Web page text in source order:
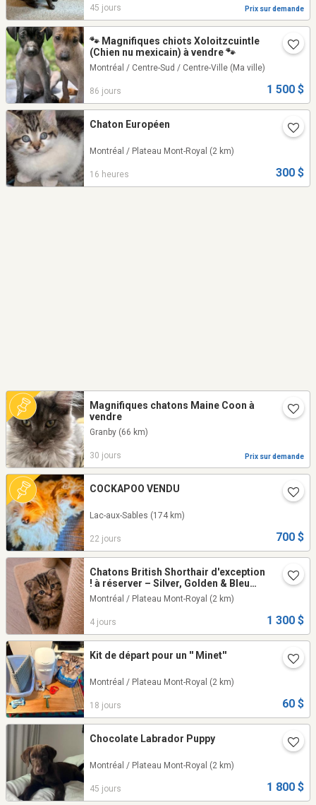
45 jours Prix sur demande
🐾 Magnifiques chiots Xoloitzcuintle
(Chien nu mexicain) à vendre 🐾
Montréal / Centre-Sud / Centre-Ville (Ma ville)
86 jours 1 500 $
Chaton Européen
Montréal / Plateau Mont-Royal (2 km)
16 heures 300 $
Magnifiques chatons Maine Coon à
vendre
Granby (66 km)
30 jours Prix sur demande
COCKAPOO VENDU
Lac-aux-Sables (174 km)
22 jours 700 $
Chatons British Shorthair d'exception
! à réserver – Silver, Golden & Bleu
Tabby
Montréal / Plateau Mont-Royal (2 km)
4 jours 1 300 $
Kit de départ pour un '' Minet''
Montréal / Plateau Mont-Royal (2 km)
18 jours 60 $
Chocolate Labrador Puppy
Montréal / Plateau Mont-Royal (2 km)
45 jours 1 800 $